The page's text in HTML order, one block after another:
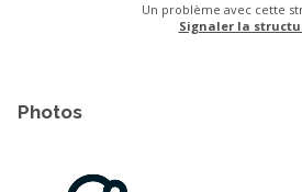
Un problème avec cette
Signaler la
Photos